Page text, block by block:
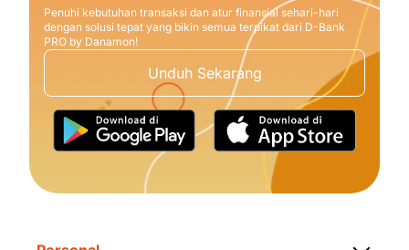
Penuhi kebutuhan transaksi dan atur finansial sehari-hari
dengan solusi tepat yang bikin semua terpikat dari D-Bank
PRO by Danamon!
Unduh Sekarang